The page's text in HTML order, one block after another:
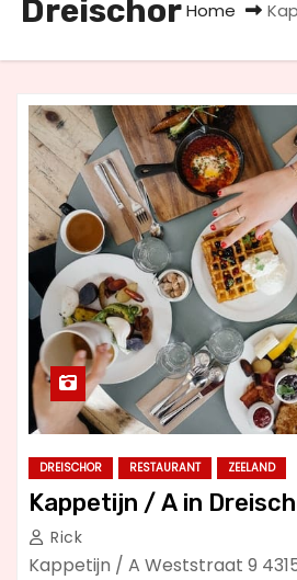
DreischorHome
DREISCHOR RESTAURANT ZEELAND
Kappetijn / A in
Rick
Kappetijn / A Weststraat 9